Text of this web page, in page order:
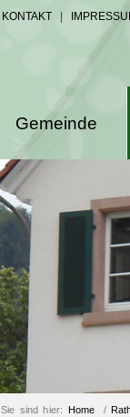
KONTAKT
Gemeinde
Sie sind hier: Home /